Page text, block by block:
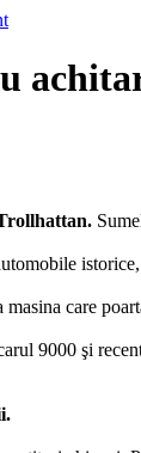
masina care
9000 şi